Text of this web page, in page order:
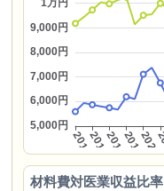
材料費対医業収益比率